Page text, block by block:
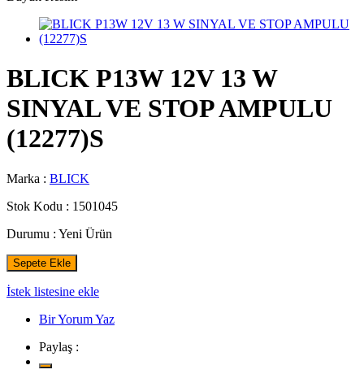
BLICK P13W 12V 13 W
SINYAL VE STOP AMPULU
(12277)S
Marka : BLICK
Stok Kodu : 1501045
Durumu : Yeni Ürün
Sepete Ekle
İstek listesine ekle
Bir Yorum Yaz
Paylaş :